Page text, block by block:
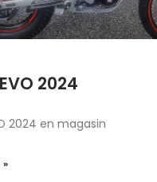
2024
2024 en magasin
»